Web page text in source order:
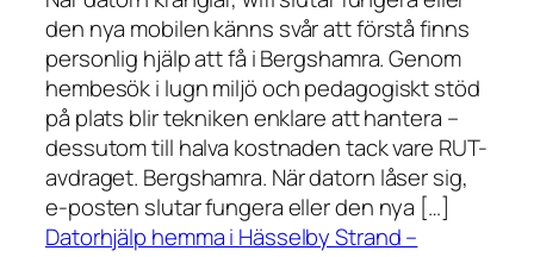
den nya mobilen känns svår att förstå finns
personlig hjälp att få i Bergshamra. Genom
hembesök i lugn miljö och pedagogiskt stöd
på plats blir tekniken enklare att hantera –
dessutom till halva kostnaden tack vare RUT-
avdraget. Bergshamra. När datorn låser sig,
e-posten slutar fungera eller den nya […]
Datorhjälp hemma i Hässelby Strand –